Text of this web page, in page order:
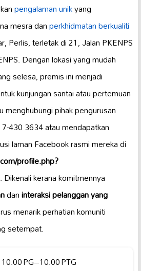
pengalaman unikyang
mesra danperkhidmatan berkualiti
Perlis, terletak di 21, Jalan PKENPS
Dengan lokasi yang mudah
selesa, premis ini menjadi
kunjungan santai atau pertemuan
menghubungi pihak pengurusan
430 3634 atau mendapatkan
laman Facebook rasmi mereka di
profile.php?
. Dikenali kerana komitmennya
daninteraksi pelanggan yang
menarik perhatian komuniti
setempat.
10:00 PG–10:00 PTG